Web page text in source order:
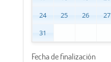
24
25 26 27
31
Fecha de finalización